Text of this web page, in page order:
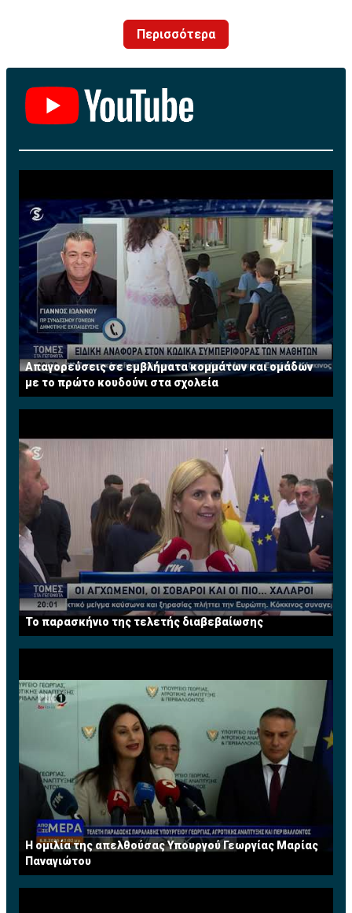
Περισσότερα
Απαγορεύσεις σε εμβλήματα κομμάτων και ομάδων
με το πρώτο κουδούνι στα σχολεία
Το παρασκήνιο της τελετής διαβεβαίωσης
Η ομιλία της απελθούσας Υπουργού Γεωργίας Μαρίας
Παναγιώτου